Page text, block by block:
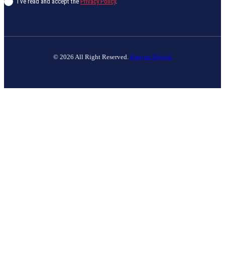
© 2026 All Right Reserved. Banyan Digital